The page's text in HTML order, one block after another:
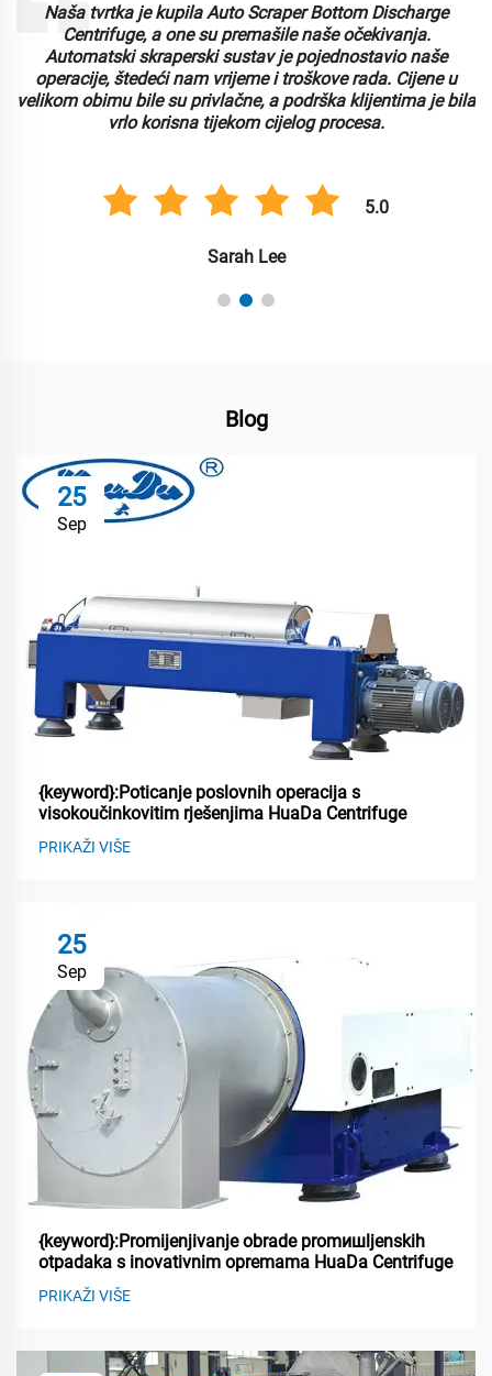
Naša tvrtka je kupila Auto Scraper Bottom Discharge
Centrifuge, a one su premašile naše očekivanja.
Automatski skraperski sustav je pojednostavio naše
operacije, štedeći nam vrijeme i troškove rada. Cijene u
velikom obimu bile su privlačne, a podrška klijentima je bila
vrlo korisna tijekom cijelog procesa.
5.0
Sarah Lee
Blog
25
Sep
{keyword}:Poticanje poslovnih operacija s
visokoučinkovitim rješenjima HuaDa Centrifuge
PRIKAŽI VIŠE
25
Sep
{keyword}:Promijenjivanje obrade promишljenskih
otpadaka s inovativnim opremama HuaDa Centrifuge
PRIKAŽI VIŠE